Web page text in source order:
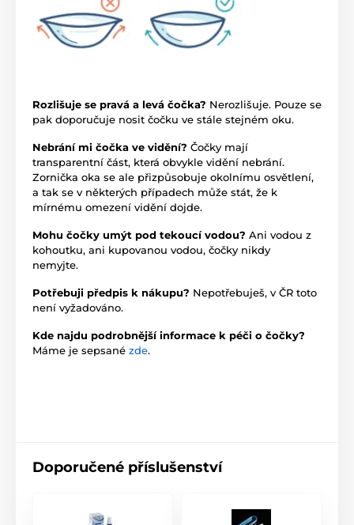
Rozlišuje se pravá a levá čočka? Nerozlišuje. Pouze se
pak doporučuje nosit čočku ve stále stejném oku.
Nebrání mi čočka ve vidění? Čočky mají
transparentní část, která obvykle vidění nebrání.
Zornička oka se ale přizpůsobuje okolnímu osvětlení,
a tak se v některých případech může stát, že k
mírnému omezení vidění dojde.
Mohu čočky umýt pod tekoucí vodou? Ani vodou z
kohoutku, ani kupovanou vodou, čočky nikdy
nemyjte.
Potřebuji předpis k nákupu? Nepotřebuješ, v ČR toto
není vyžadováno.
Kde najdu podrobnější informace k péči o čočky?
Máme je sepsané zde.
Doporučené příslušenství